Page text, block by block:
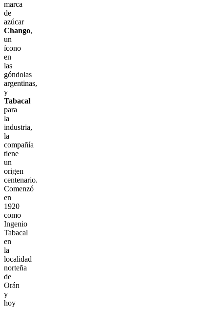
marca
de
azúcar
Chango,
un
ícono
en
las
góndolas
argentinas,
y
Tabacal
para
la
industria,
la
compañía
tiene
un
origen
centenario.
Comenzó
en
1920
como
Ingenio
Tabacal
en
la
localidad
norteña
de
Orán
y
hoy